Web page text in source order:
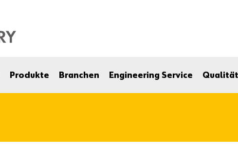
Produkte Branchen Engineering Service Qualität